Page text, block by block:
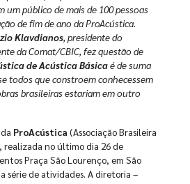
público de mais de 100 pessoas
de fim de ano da ProAcústica.
Klavdianos, presidente do
da Comat/CBIC, fez questão de
de Acústica Básicaé de suma
todos que constroem conhecessem
brasileiras estariam em outro
ProAcústica (Associação Brasileira
realizada no último dia 26 de
Praça São Lourenço, em São
série de atividades. A diretoria –